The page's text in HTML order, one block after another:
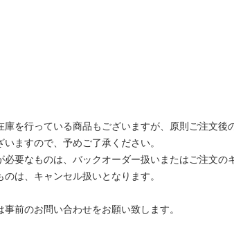
庫を行っている商品もございますが、原則ご注文後
ますので、予めご了承ください。
必要なものは、バックオーダー扱いまたはご注文の
は、キャンセル扱いとなります。
前のお問い合わせをお願い致します。